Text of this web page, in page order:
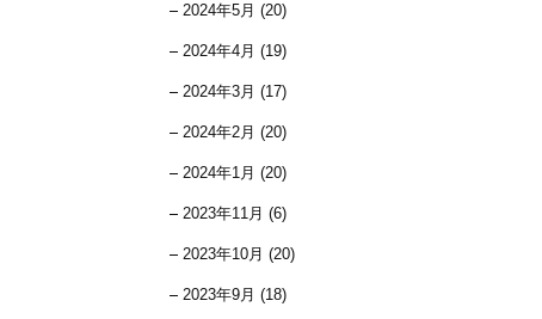
2024年5月 (20)
2024年4月 (19)
2024年3月 (17)
2024年2月 (20)
2024年1月 (20)
2023年11月 (6)
2023年10月 (20)
2023年9月 (18)